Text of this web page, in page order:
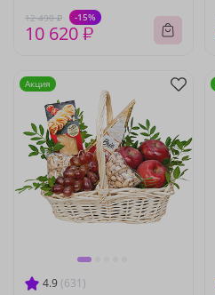
12 490 ₽ -15%
10 620 ₽
4.9 (631)
Акция